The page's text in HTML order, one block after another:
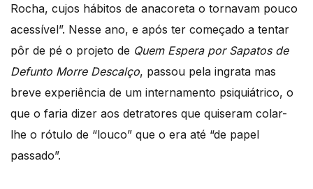
Rocha, cujos hábitos de anacoreta o tornavam pouco
acessível”. Nesse ano, e após ter começado a tentar
pôr de pé o projeto de Quem Espera por Sapatos de
Defunto Morre Descalço, passou pela ingrata mas
breve experiência de um internamento psiquiátrico, o
que o faria dizer aos detratores que quiseram colar-
lhe o rótulo de “louco” que o era até “de papel
passado”.